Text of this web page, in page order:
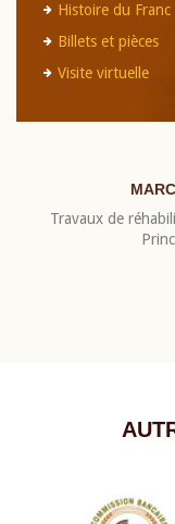
Histoire du Franc
Billets et pièces
Visite virtuelle
Travaux de